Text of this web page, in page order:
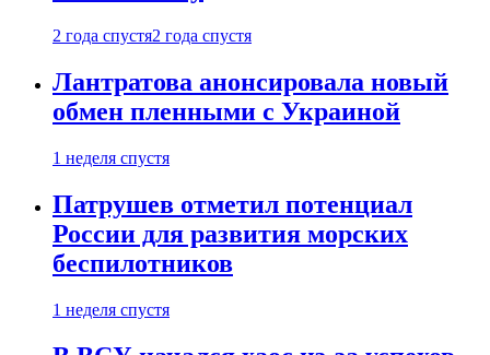
2 года спустя2 года спустя
Лантратова анонсировала новый
обмен пленными с Украиной
1 неделя спустя
Патрушев отметил потенциал
России для развития морских
беспилотников
1 неделя спустя